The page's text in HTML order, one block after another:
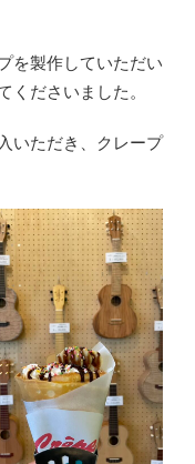
を製作していただい
ださいました。
いただき、クレープ